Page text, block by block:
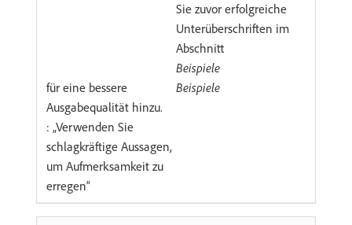
Sie zuvor erfolgreiche
Unterüberschriften im
Abschnitt
Beispiele
für eine bessere
Ausgabequalität hinzu.
Beispiele
: „Verwenden Sie
schlagkräftige Aussagen,
um Aufmerksamkeit zu
erregen“